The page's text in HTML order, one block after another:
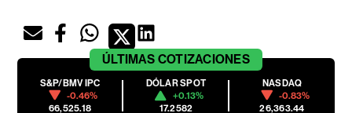
ÚLTIMAS COTIZACIONES
S&P/BMV IPC
-0.46%
66,525.18
DÓLAR SPOT
+0.13%
17.2582
NASDAQ
-0.83%
26,363.44